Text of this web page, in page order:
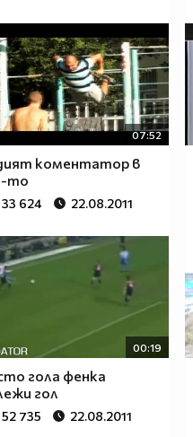
07:52
коментатор в
то
33 624 22.08.2011
00:19
гола фенка
гол
52 735 22.08.2011